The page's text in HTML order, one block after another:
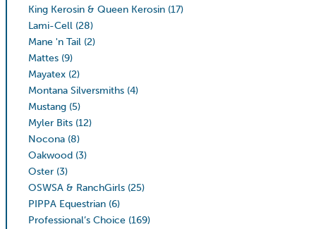
King Kerosin & Queen Kerosin (17)
Lami-Cell (28)
Mane 'n Tail (2)
Mattes (9)
Mayatex (2)
Montana Silversmiths (4)
Mustang (5)
Myler Bits (12)
Nocona (8)
Oakwood (3)
Oster (3)
OSWSA & RanchGirls (25)
PIPPA Equestrian (6)
Professional’s Choice (169)